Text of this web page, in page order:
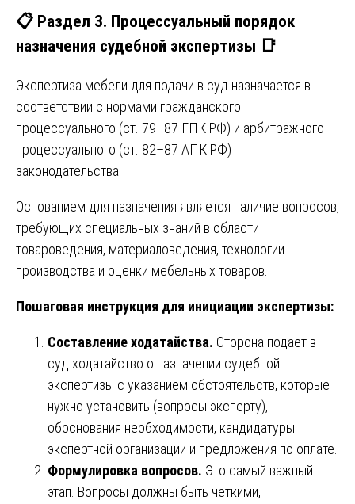
📋 Раздел 3. Процессуальный порядок
назначения судебной экспертизы 📑
Экспертиза мебели для подачи в суд назначается в
соответствии с нормами гражданского
процессуального (ст. 79–87 ГПК РФ) и арбитражного
процессуального (ст. 82–87 АПК РФ)
законодательства.
Основанием для назначения является наличие вопросов,
требующих специальных знаний в области
товароведения, материаловедения, технологии
производства и оценки мебельных товаров.
Пошаговая инструкция для инициации экспертизы:
Составление ходатайства. Сторона подает в
суд ходатайство о назначении судебной
экспертизы с указанием обстоятельств, которые
нужно установить (вопросы эксперту),
обоснования необходимости, кандидатуры
экспертной организации и предложения по оплате.
Формулировка вопросов. Это самый важный
этап. Вопросы должны быть четкими,